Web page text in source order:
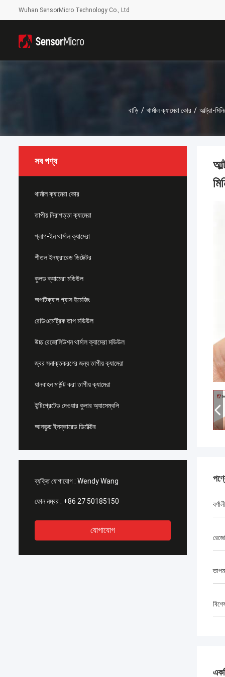
Wuhan SensorMicro Technology Co., Ltd
বাড়ি / থার্মাল ক্যামেরা কোর / আল্ট্রা-
সব পণ্য
থার্মাল ক্যামেরা কোর
তাপীয় নিরাপত্তা ক্যামেরা
প্লাগ-ইন থার্মাল ক্যামেরা
শীতল ইনফ্রারেড ডিটেক্টর
কুলড ক্যামেরা মডিউল
অপটিক্যাল গ্যাস ইমেজিং
রেডিওমেট্রিক তাপ মডিউল
উচ্চ রেজোলিউশন থার্মাল ক্যামেরা মডিউল
জ্বর সনাক্তকরণের জন্য তাপীয় ক্যামেরা
যানবাহন মাউন্ট করা তাপীয় ক্যামেরা
ইন্টিগ্রেটেড দেওয়ার কুলার অ্যাসেম্বলি
আনকুল্ড ইনফ্রারেড ডিটেক্টর
ব্যক্তি যোগাযোগ : Wendy Wang
ফোন নম্বর : +86 27 50185150
যোগাযোগ